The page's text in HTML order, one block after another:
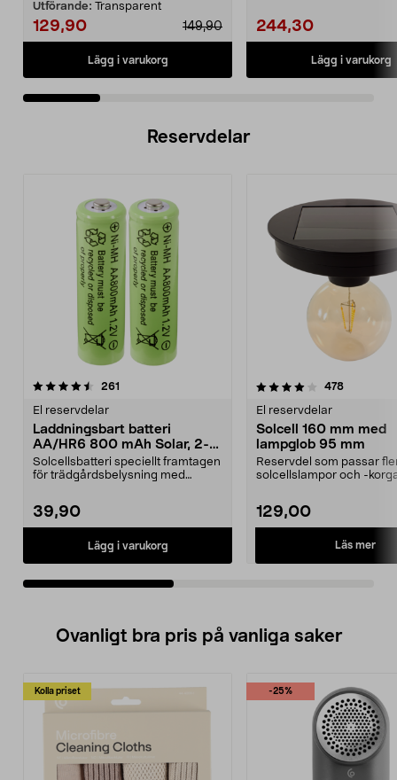
Utförande: Transparent
129,90 149,90
Lägg i varukorg
244,30
Lägg i varukorg
Reservdelar
261
El reservdelar
Laddningsbart batteri
AA/HR6 800 mAh Solar, 2-
pack
Solcellsbatteri speciellt framtagen
för trädgårdsbelysning med
39,90
Lägg i varukorg
4.0av 5 stjärnor 478
El reservdelar
Solcell 160 mm med
lampglob 95 mm
Reservdel som passar
solcellslampor och -
129,00
Läs mer
4.5av 5 stjärnor
Ovanligt bra pris på vanliga saker
Kolla priset -25%